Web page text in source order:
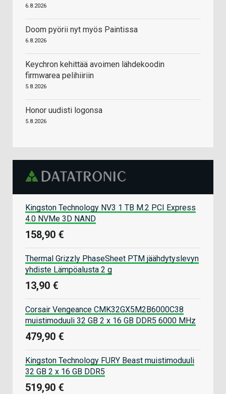
6.8.2026
Doom pyörii nyt myös Paintissa
6.8.2026
Keychron kehittää avoimen lähdekoodin
firmwarea pelihiiriin
5.8.2026
Honor uudisti logonsa
5.8.2026
Kingston Technology NV3 1 TB M.2 PCI Express
4.0 NVMe 3D NAND
158,90 €
Thermal Grizzly PhaseSheet PTM jäähdytyslevyn
yhdiste Lämpöalusta 2 g
13,90 €
Corsair Vengeance CMK32GX5M2B6000C38
muistimoduuli 32 GB 2 x 16 GB DDR5 6000 MHz
479,90 €
Kingston Technology FURY Beast muistimoduuli
32 GB 2 x 16 GB DDR5
519,90 €